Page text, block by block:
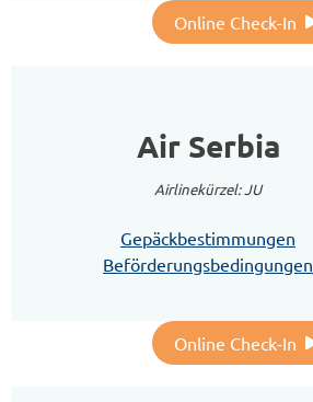
Online Check-In
Air Serbia
Airlinekürzel: JU
Gepäckbestimmungen
Beförderungsbedingungen
Online Check-In